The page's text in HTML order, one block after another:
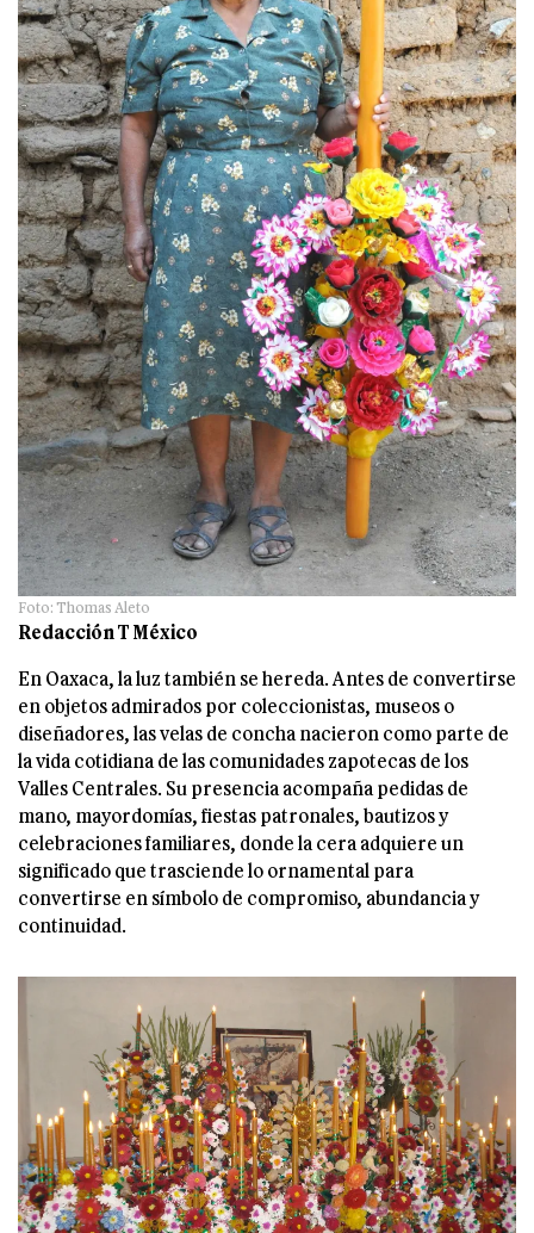
Foto: Thomas Aleto
Redacción T México
En Oaxaca, la luz también se hereda. Antes de convertirse
en objetos admirados por coleccionistas, museos o
diseñadores, las velas de concha nacieron como parte de
la vida cotidiana de las comunidades zapotecas de los
Valles Centrales. Su presencia acompaña pedidas de
mano, mayordomías, fiestas patronales, bautizos y
celebraciones familiares, donde la cera adquiere un
significado que trasciende lo ornamental para
convertirse en símbolo de compromiso, abundancia y
continuidad.